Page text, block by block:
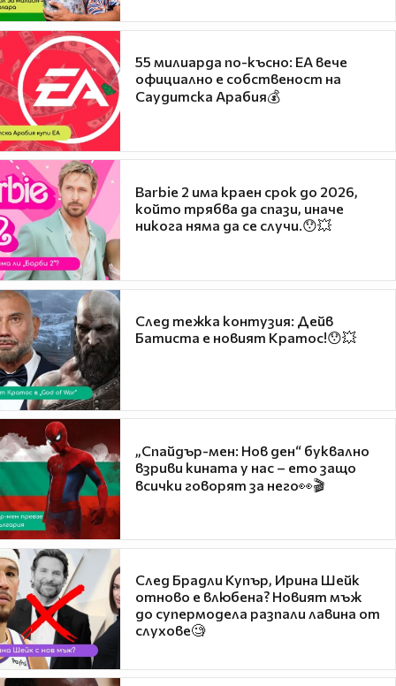
55 милиарда по-късно: EA вече
официално е собственост на
Саудитска Арабия💰
Barbie 2 има краен срок до 2026,
който трябва да спази, иначе
никога няма да се случи.😯💥
След тежка контузия: Дейв
Батиста е новият Кратос!😯💥
„Спайдър-мен: Нов ден“ буквално
взриви кината у нас – ето защо
всички говорят за него👀🎬
След Брадли Купър, Ирина Шейк
отново е влюбена? Новият мъж
до супермодела разпали лавина от
слухове🧐